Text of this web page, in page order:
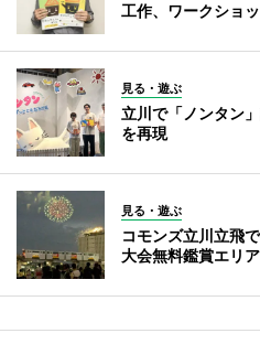
工作、ワークショ
見る・遊ぶ
立川で「ノンタン
を再現
見る・遊ぶ
コモンズ立川立飛
大会無料鑑賞エリ